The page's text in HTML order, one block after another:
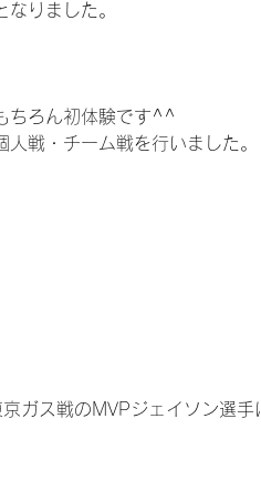
りました。
ちろん初体験です^^
戦・チーム戦を行いました。
ガス戦のMVPジェイソン選手